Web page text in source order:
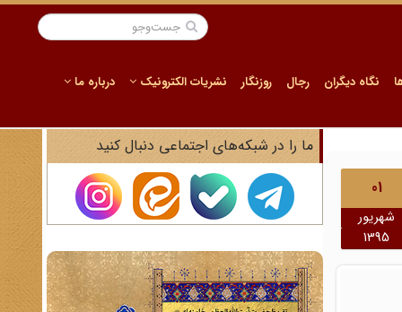
نگاه دیگران رجال روزنگار نشریات الکترونیک درباره ما
01
شهریور
1395
ما را در شبکه‌های اجتماعی دنبال کنید